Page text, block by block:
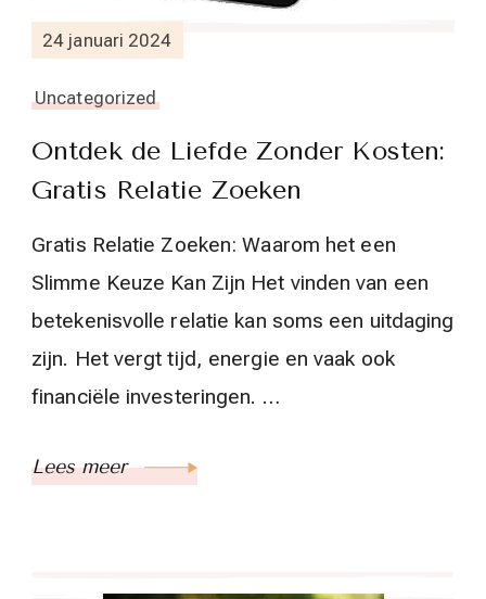
24 januari 2024
Uncategorized
Ontdek de Liefde Zonder Kosten:
Gratis Relatie Zoeken
Gratis Relatie Zoeken: Waarom het een
Slimme Keuze Kan Zijn Het vinden van een
betekenisvolle relatie kan soms een uitdaging
zijn. Het vergt tijd, energie en vaak ook
financiële investeringen. …
Lees meer